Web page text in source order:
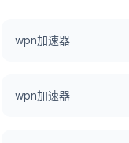
wpn加速器
wpn加速器